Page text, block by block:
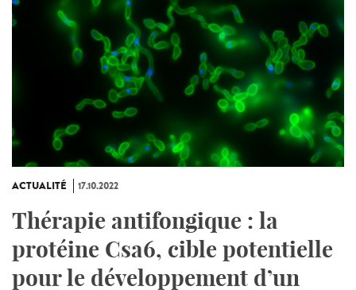
ACTUALITÉ 17.10.2022
Thérapie antifongique : la
protéine Csa6, cible potentielle
pour le développement d’un